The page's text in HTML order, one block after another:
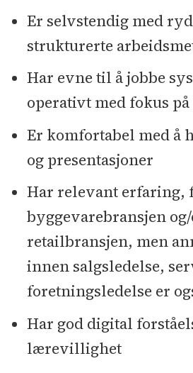
Er selvstendig med
strukturerte
Har evne til å jobbe
operativt med fokus
Er komfortabel med å
og presentasjoner
Har relevant
byggevarebransjen
retailbransjen, men
innen salgsledelse,
foretningsledelse er
Har god digital
lærevillighet